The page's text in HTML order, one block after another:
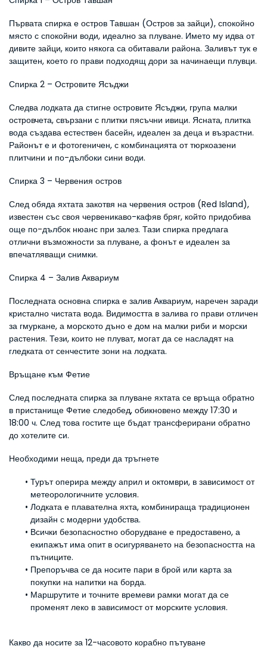
Първата спирка е остров Тавшан (Остров за зайци), спокойно
място с спокойни води, идеално за плуване. Името му идва от
дивите зайци, които някога са обитавали района. Заливът тук е
защитен, което го прави подходящ дори за начинаещи плувци.
Спирка 2 – Островите Ясъджи
Следва лодката да стигне островите Ясъджи, група малки
островчета, свързани с плитки пясъчни ивици. Ясната, плитка
вода създава естествен басейн, идеален за деца и възрастни.
Районът е и фотогеничен, с комбинацията от тюркоазени
плитчини и по-дълбоки сини води.
Спирка 3 – Червения остров
След обяда яхтата закотвя на червения остров (Red Island),
известен със своя червеникаво-кафяв бряг, който придобива
още по-дълбок нюанс при залез. Тази спирка предлага
отлични възможности за плуване, а фонът е идеален за
впечатляващи снимки.
Спирка 4 – Залив Аквариум
Последната основна спирка е залив Аквариум, наречен заради
кристално чистата вода. Видимостта в залива го прави отличен
за гмуркане, а морското дъно е дом на малки риби и морски
растения. Тези, които не плуват, могат да се насладят на
гледката от сенчестите зони на лодката.
Връщане към Фетие
След последната спирка за плуване яхтата се връща обратно
в пристанище Фетие следобед, обикновено между 17:30 и
18:00 ч. След това гостите ще бъдат трансферирани обратно
до хотелите си.
Необходими неща, преди да тръгнете
Турът оперира между април и октомври, в зависимост от
метеорологичните условия.
Лодката е плавателна яхта, комбинираща традиционен
дизайн с модерни удобства.
Всички безопасностно оборудване е предоставено, а
екипажът има опит в осигуряването на безопасността на
пътниците.
Препоръчва се да носите пари в брой или карта за
покупки на напитки на борда.
Маршрутите и точните времеви рамки могат да се
променят леко в зависимост от морските условия.
Какво да носите за 12-часовото корабно пътуване